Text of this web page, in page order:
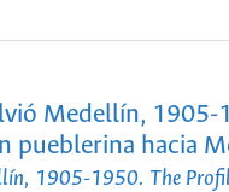
Medellín, 1905-
pueblerina hacia
1905-1950. The